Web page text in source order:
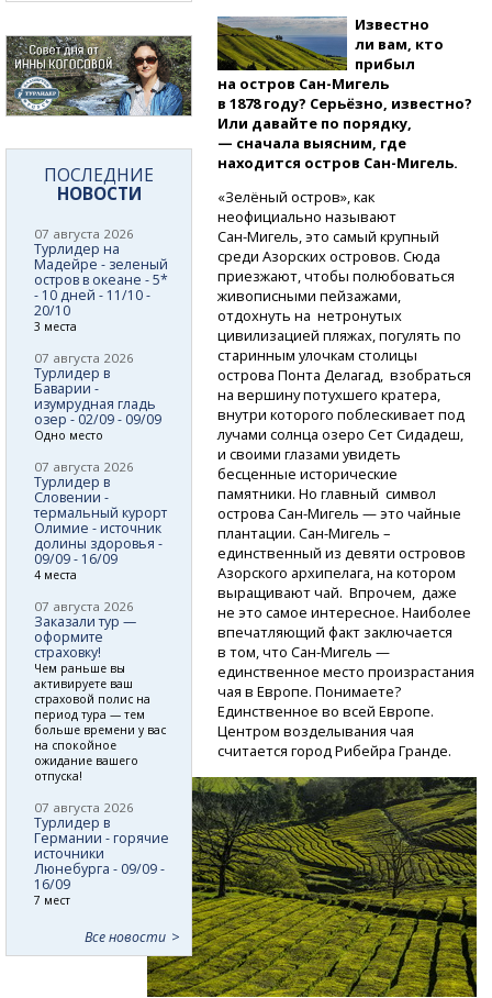
Известно
ли вам, кто
прибыл
на остров Сан-Мигель
в 1878 году? Серьёзно, известно?
Или давайте по порядку,
— сначала выясним, где
находится остров Сан-Мигель.
«Зелёный остров», как
неофициально называют
Сан-Мигель,это самый крупный
среди Азорских островов. Сюда
приезжают, чтобы полюбоваться
живописными пейзажами,
отдохнуть на нетронутых
цивилизацией пляжах, погулять по
старинным улочкам столицы
острова Понта Делагад, взобраться
на вершину потухшего кратера,
внутри которого поблескивает под
лучами солнца озеро Сет Сидадеш,
и своими глазами увидеть
бесценные исторические
памятники. Но главный символ
островаСан-Мигель— это чайные
плантации.Сан-Мигель –
единственный из девяти островов
Азорского архипелага, на котором
выращивают чай. Впрочем, даже
не это самое интересное. Наиболее
впечатляющий факт заключается
в том, чтоСан-Мигель—
единственное место произрастания
чая в Европе. Понимаете?
Единственное во всей Европе.
Центром возделывания чая
считается город Рибейра Гранде.
ПОСЛЕДНИЕ
НОВОСТИ
07 августа 2026
Турлидер на
Мадейре - зеленый
остров в океане - 5*
- 10 дней - 11/10 -
20/10
3 места
07 августа 2026
Турлидер в
Баварии -
изумрудная гладь
озер - 02/09 - 09/09
Одно место
07 августа 2026
Турлидер в
Словении -
термальный курорт
Олимие - источник
долины здоровья -
09/09 - 16/09
4 места
07 августа 2026
Заказали тур —
оформите
страховку!
Чем раньше вы
активируете ваш
страховой полис на
период тура — тем
больше времени у вас
на спокойное
ожидание вашего
отпуска!
07 августа 2026
Турлидер в
Германии - горячие
источники
Люнебурга - 09/09 -
16/09
7 мест
Все новости